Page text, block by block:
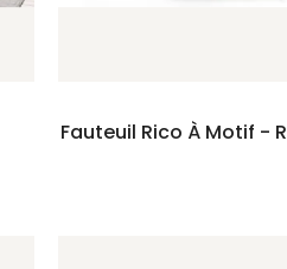
Fauteuil Rico À Motif -